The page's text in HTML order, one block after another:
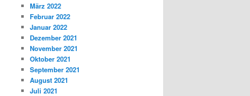
März 2022
Februar 2022
Januar 2022
Dezember 2021
November 2021
Oktober 2021
September 2021
August 2021
Juli 2021